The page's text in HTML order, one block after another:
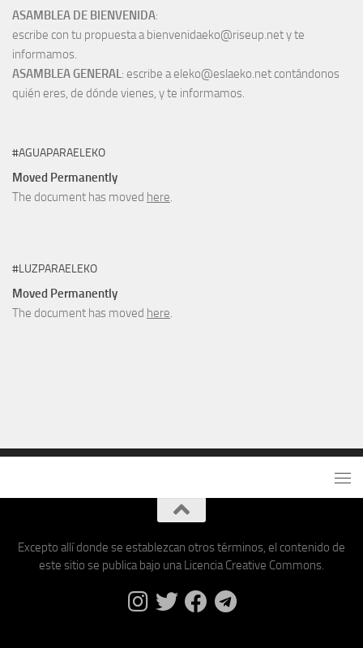
ASAMBLEA DE BIENVENIDA:
escribe con tu propuesta a bienvenidaeko@riseup.net y te
informamos.
ASAMBLEA GENERAL: escribe a eleko@eslaeko.net contándonos
quién eres, de dónde vienes, y te informamos.
#AGUAPARAELEKO
Moved Permanently
The document has moved here.
#LUZPARAELEKO
Moved Permanently
The document has moved here.
Excepto allí donde se establezcan otros términos, el contenido de
este sitio se publica bajo una Licencia Creative Commons.